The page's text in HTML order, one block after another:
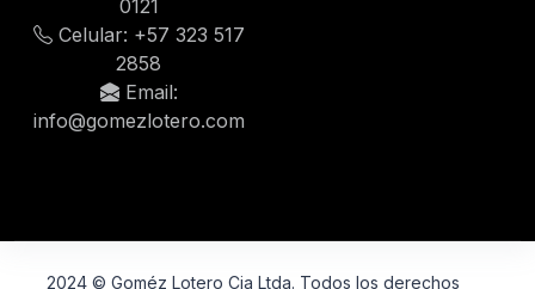
0121
Celular: +57 323 517
2858
Email:
info@gomezlotero.com
2024 © Goméz Lotero Cia Ltda. Todos los derechos